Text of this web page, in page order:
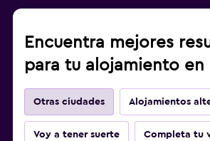
Encuentra mejores
para tu alojamiento en
Otras ciudades Alojamientos
Voy a tener suerte Completa tu